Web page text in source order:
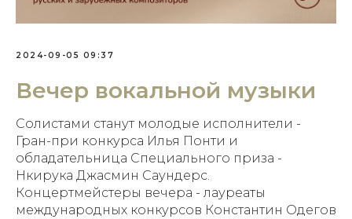
2024-09-05 09:37
Вечер вокальной музыки
Солистами станут молодые исполнители -
Гран-при конкурса Илья Понти и
обладательница Специального приза -
Нкирука Джасмин Саундерс.
Концертмейстеры вечера - лауреаты
международных конкурсов Константин Одегов